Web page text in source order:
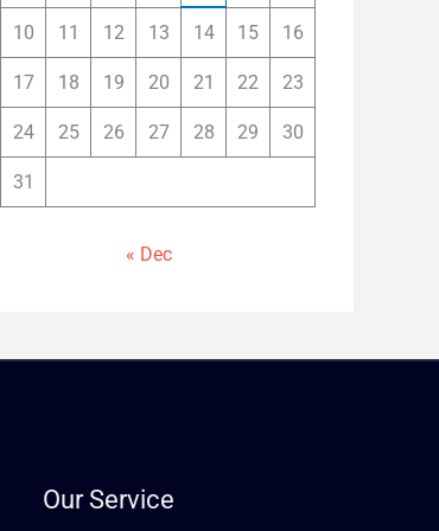
10 11 12 13 14 15 16
17 18 19 20 21 22 23
24 25 26 27 28 29 30
31
« Dec
Our Service